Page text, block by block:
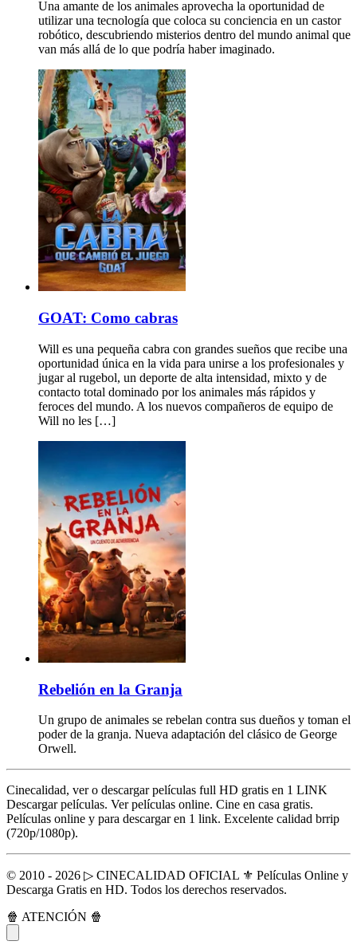
Una amante de los animales aprovecha la oportunidad de
utilizar una tecnología que coloca su conciencia en un castor
robótico, descubriendo misterios dentro del mundo animal que
van más allá de lo que podría haber imaginado.
GOAT: Como cabras
Will es una pequeña cabra con grandes sueños que recibe una
oportunidad única en la vida para unirse a los profesionales y
jugar al rugebol, un deporte de alta intensidad, mixto y de
contacto total dominado por los animales más rápidos y
feroces del mundo. A los nuevos compañeros de equipo de
Will no les […]
Rebelión en la Granja
Un grupo de animales se rebelan contra sus dueños y toman el
poder de la granja. Nueva adaptación del clásico de George
Orwell.
Cinecalidad, ver o descargar películas full HD gratis en 1 LINK
Descargar películas. Ver películas online. Cine en casa gratis.
Películas online y para descargar en 1 link. Excelente calidad brrip
(720p/1080p).
© 2010 - 2026 ▷ CINECALIDAD OFICIAL ⚜️ Películas Online y
Descarga Gratis en HD. Todos los derechos reservados.
🍿 ATENCIÓN 🍿